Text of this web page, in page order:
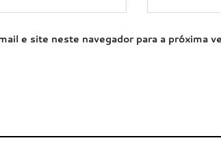
e site neste navegador para a próxima